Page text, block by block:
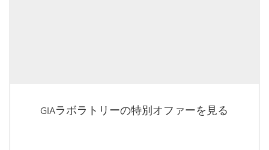
GIAラボラトリーの特別オファーを見る